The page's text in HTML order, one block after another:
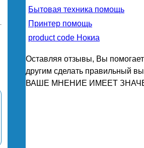
Бытовая техника помощь
Принтер помощь
product code Нокиа
Оставляя отзывы, Вы
другим сделать правильный
ВАШЕ МНЕНИЕ ИМЕЕТ